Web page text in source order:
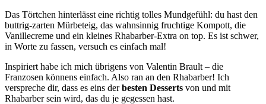
Das Törtchen hinterlässt eine richtig tolles Mundgefühl: du hast den
buttrig-zarten Mürbeteig, das wahnsinnig fruchtige Kompott, die
Vanillecreme und ein kleines Rhabarber-Extra on top. Es ist schwer,
in Worte zu fassen, versuch es einfach mal!
Inspiriert habe ich mich übrigens von Valentin Brault – die
Franzosen könnens einfach. Also ran an den Rhabarber! Ich
verspreche dir, dass es eins derbesten Desserts von und mit
Rhabarber sein wird, das du je gegessen hast.